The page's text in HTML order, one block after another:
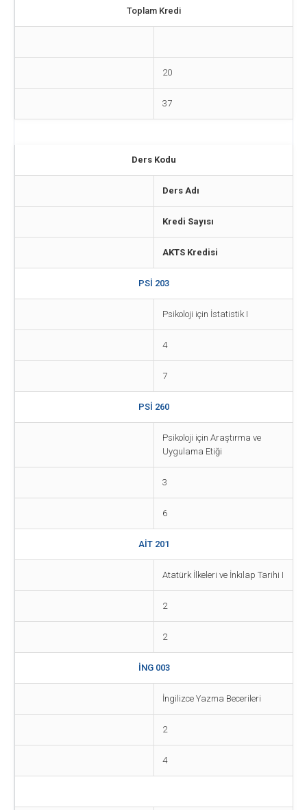
Toplam Kredi
20
37
Ders Kodu
Ders Adı
Kredi Sayısı
AKTS Kredisi
PSİ 203
Psikoloji için İstatistik I
4
7
PSİ 260
Psikoloji için Araştırma ve
Uygulama Etiği
3
6
AİT 201
Atatürk İlkeleri ve İnkılap Tarihi I
2
2
İNG 003
İngilizce Yazma Becerileri
2
4